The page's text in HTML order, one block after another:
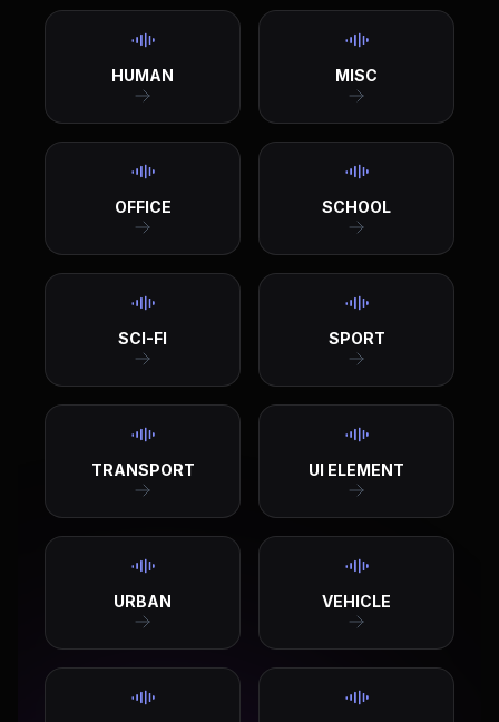
HUMAN MISC
OFFICE SCHOOL
SCI-FI SPORT
TRANSPORT UI ELEMENT
URBAN VEHICLE